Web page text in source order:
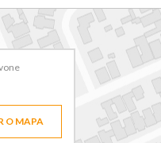
O MAPA